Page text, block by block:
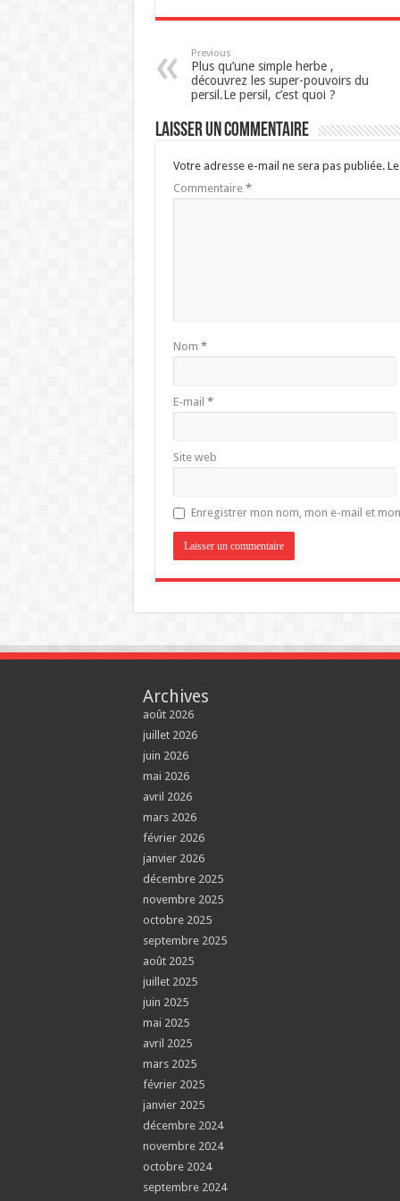
Previous
Plus qu’une simple herbe ,
découvrez les super-pouvoirs du
persil.Le persil, c’est quoi ?
Laisser un commentaire
Votre adresse e-mail ne sera pas publiée.
Commentaire *
Nom *
E-mail *
Site web
Enregistrer mon nom, mon e-mail et
Archives
août 2026
juillet 2026
juin 2026
mai 2026
avril 2026
mars 2026
février 2026
janvier 2026
décembre 2025
novembre 2025
octobre 2025
septembre 2025
août 2025
juillet 2025
juin 2025
mai 2025
avril 2025
mars 2025
février 2025
janvier 2025
décembre 2024
novembre 2024
octobre 2024
septembre 2024